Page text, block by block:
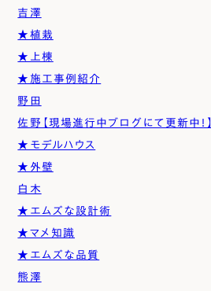
吉澤
★植栽
★上棟
★施工事例紹介
野田
佐野【現場進行中ブログにて更新中！】
★モデルハウス
★外壁
白木
★エムズな設計術
★マメ知識
★エムズな品質
熊澤